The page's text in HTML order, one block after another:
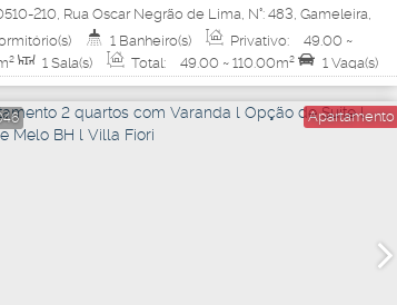
VIDA FAIXA 3 L SOLAR DA GAMELEIRA
210, Rua Oscar Negrão de Lima, N°:483, Gameleira,
Minas Gerais Brasil
1 Banheiro(s) Privativo: 49.00 ~
1 Sala(s) Total: 49.00 ~ 110.00m² 1 Vaga(s)
49.00~ 110.00m²
Apartamento